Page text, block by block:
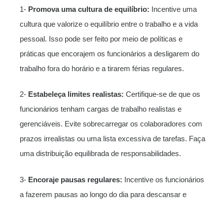
1- Promova uma cultura de equilíbrio: Incentive uma
cultura que valorize o equilíbrio entre o trabalho e a vida
pessoal. Isso pode ser feito por meio de políticas e
práticas que encorajem os funcionários a desligarem do
trabalho fora do horário e a tirarem férias regulares.
2- Estabeleça limites realistas: Certifique-se de que os
funcionários tenham cargas de trabalho realistas e
gerenciáveis. Evite sobrecarregar os colaboradores com
prazos irrealistas ou uma lista excessiva de tarefas. Faça
uma distribuição equilibrada de responsabilidades.
3- Encoraje pausas regulares: Incentive os funcionários
a fazerem pausas ao longo do dia para descansar e